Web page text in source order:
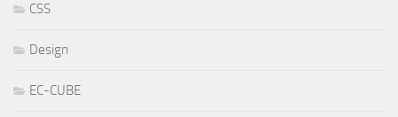
CSS
Design
EC-CUBE